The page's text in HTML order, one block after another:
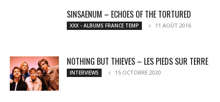
SINSAENUM – ECHOES OF THE TORTURED
XXX - ALBUMS FRANCE TEMP 11 AOÛT 2016
NOTHING BUT THIEVES – LES PIEDS SUR TERRE
INTERVIEWS 15 OCTOBRE 2020